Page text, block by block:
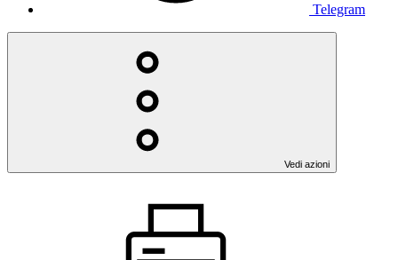
Telegram
Vedi azioni